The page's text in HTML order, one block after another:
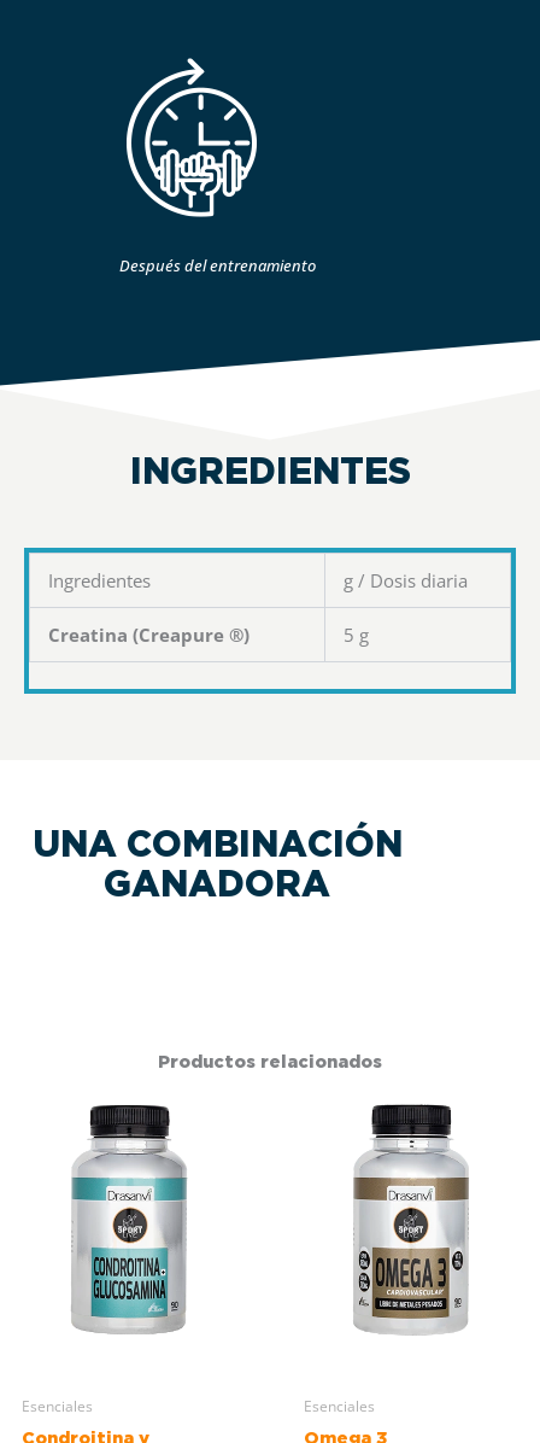
Después del entrenamiento
INGREDIENTES
Ingredientes g / Dosis diaria
Creatina (Creapure ®) 5 g
UNA COMBINACIÓN
GANADORA
Productos relacionados
Esenciales
Condroitina y
Esenciales
Omega 3